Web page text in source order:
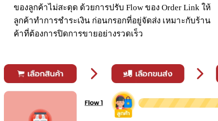
ของลูกค้าไม่สะดุด ด้วยการปรับ Flow ของ Order Link ให้
ลูกค้าทำการชำระเงิน ก่อนกรอกที่อยู่จัดส่ง เหมาะกับร้าน
ค้าที่ต้องการปิดการขายอย่างรวดเร็ว